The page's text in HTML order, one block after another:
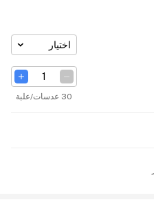
اختيار
30 عدسات/علبة